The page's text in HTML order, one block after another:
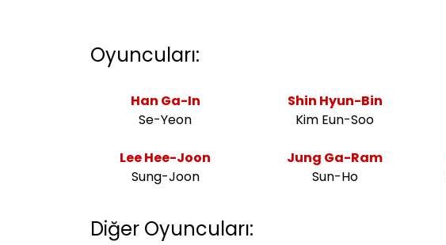
Oyuncuları:
Han Ga-In
Se-Yeon
Shin Hyun-Bin
Kim Eun-Soo
Lee Hee-Joon
Sung-Joon
Jung Ga-Ram
Sun-Ho
Diğer Oyuncuları: